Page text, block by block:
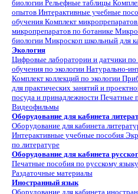
биологии Рельефные таблицы
опытов Интерактивные учебные
обучения Комплект
микропрепаратов по ботанике
биологии Микроскоп школьный для
Экология
Цифровые лаборатории и датчики по
обучения по экологии Натурально-
Комплект коллекций по экологии
для практических занятий и
посуда и принадлежности Печатные
Видеофильмы
Оборудование для кабинета
Оборудование для кабинета
Интерактивные учебные пособия
по литературе
Оборудование для кабинета
Печатные пособия по русскому языку
Раздаточные материалы
Иностранный язык
Оборудование для кабинета